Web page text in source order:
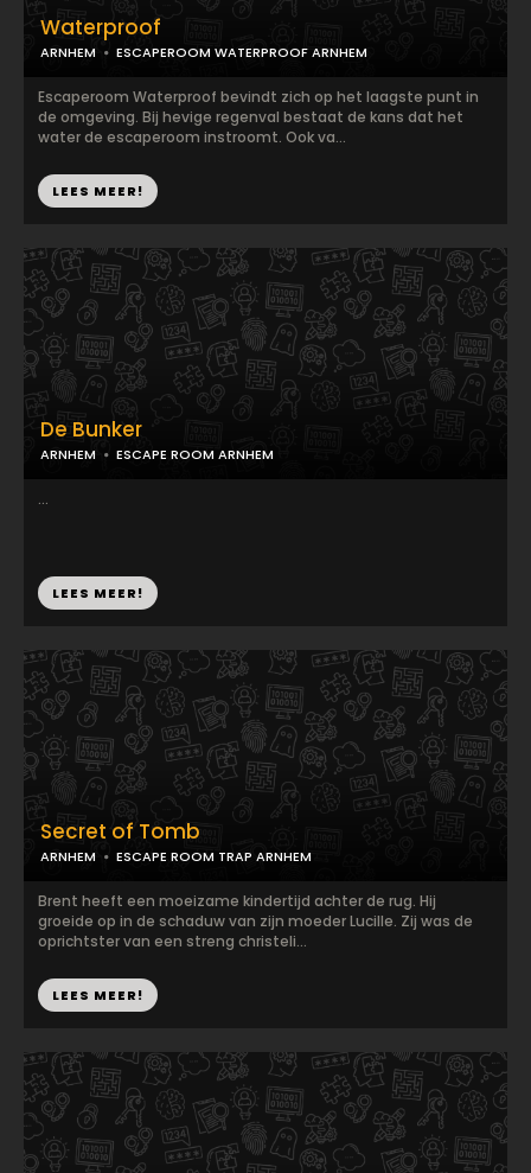
De Bunker
ARNHEM ESCAPE ROOM ARNHEM
...
LEES MEER!
Waterproof
ARNHEM ESCAPEROOM WATERPROOF ARNHEM
Escaperoom Waterproof bevindt zich op het laagste punt in
de omgeving. Bij hevige regenval bestaat de kans dat het
water de escaperoom instroomt. Ook va...
LEES MEER!
Secret of Tomb
ARNHEM ESCAPE ROOM TRAP ARNHEM
Brent heeft een moeizame kindertijd achter de rug. Hij
groeide op in de schaduw van zijn moeder Lucille. Zij was de
oprichtster van een streng christeli...
LEES MEER!